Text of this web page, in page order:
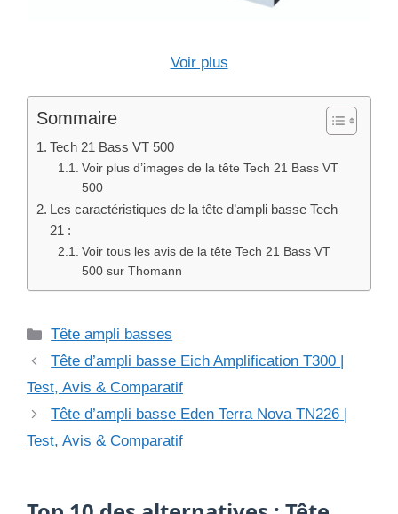
Voir plus
Sommaire
Tech 21 Bass VT 500
Voir plus d’images de la tête Tech 21 Bass VT
500
Les caractéristiques de la tête d’ampli basse Tech
21 :
Voir tous les avis de la tête Tech 21 Bass VT
500 sur Thomann
Catégories
Tête ampli basses
Tête d’ampli basse Eich Amplification T300 |
Test, Avis & Comparatif
Tête d’ampli basse Eden Terra Nova TN226 |
Test, Avis & Comparatif